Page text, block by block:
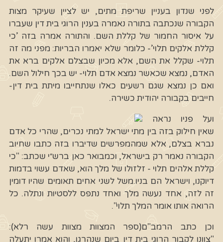
לפני שנדון בעניין שריפת מתים, יש לציין שעיקר מצות
הקבורה שנכתבה בתורה נאמרה בענין הרוגי בית דין שעברו
על איסור החמור של קללת השם. והתורה אמרה בזה ’כי
קללת אלקים תלוי’- כלומר שלא יאמרו הבריות: מפני מה זה
תלוי- שקלל את השם, אלא מכיון שבצלם אלקים ברא את
האדם, נמצא שכאשר נמצא אדם תלוי- יש בכך חילול השם.
ואם כן נמצא שגם רשעים כאלו שנתחייבו מיתת בית דין-
חייבים בקבורה יהודית כשירה.
ועל פניו נראה
שאין חילוק בזה בין מתי ישראל למתי נכרים, שהרי כל אדם
נברא בצלם, אלא שמהמפרשים שדיברו בזה כתבו שחיוב
הקבורה נאמר רק בישראל, וכמבואר כאן ברש״י שכתב: "כי
קללת אלהים תלוי - זלזולו של מלך הוא, שאדם עשוי בדמות
דיוקנו, וישראל הם בניו.משל לשני אחים תאומים שהיו דומין
זה לזה, אחד נעשה מלך ואחד נתפס ללסטיות ונתלה. כל
הרואה אותו אומר המלך תלוי".
וכן כתב הרמב"ם(ספר המצוות מצוות עשה רלא):
"צוונו לקבור הרוגי בית דין ביום שנהרגו, והוא אמרו יתעלה